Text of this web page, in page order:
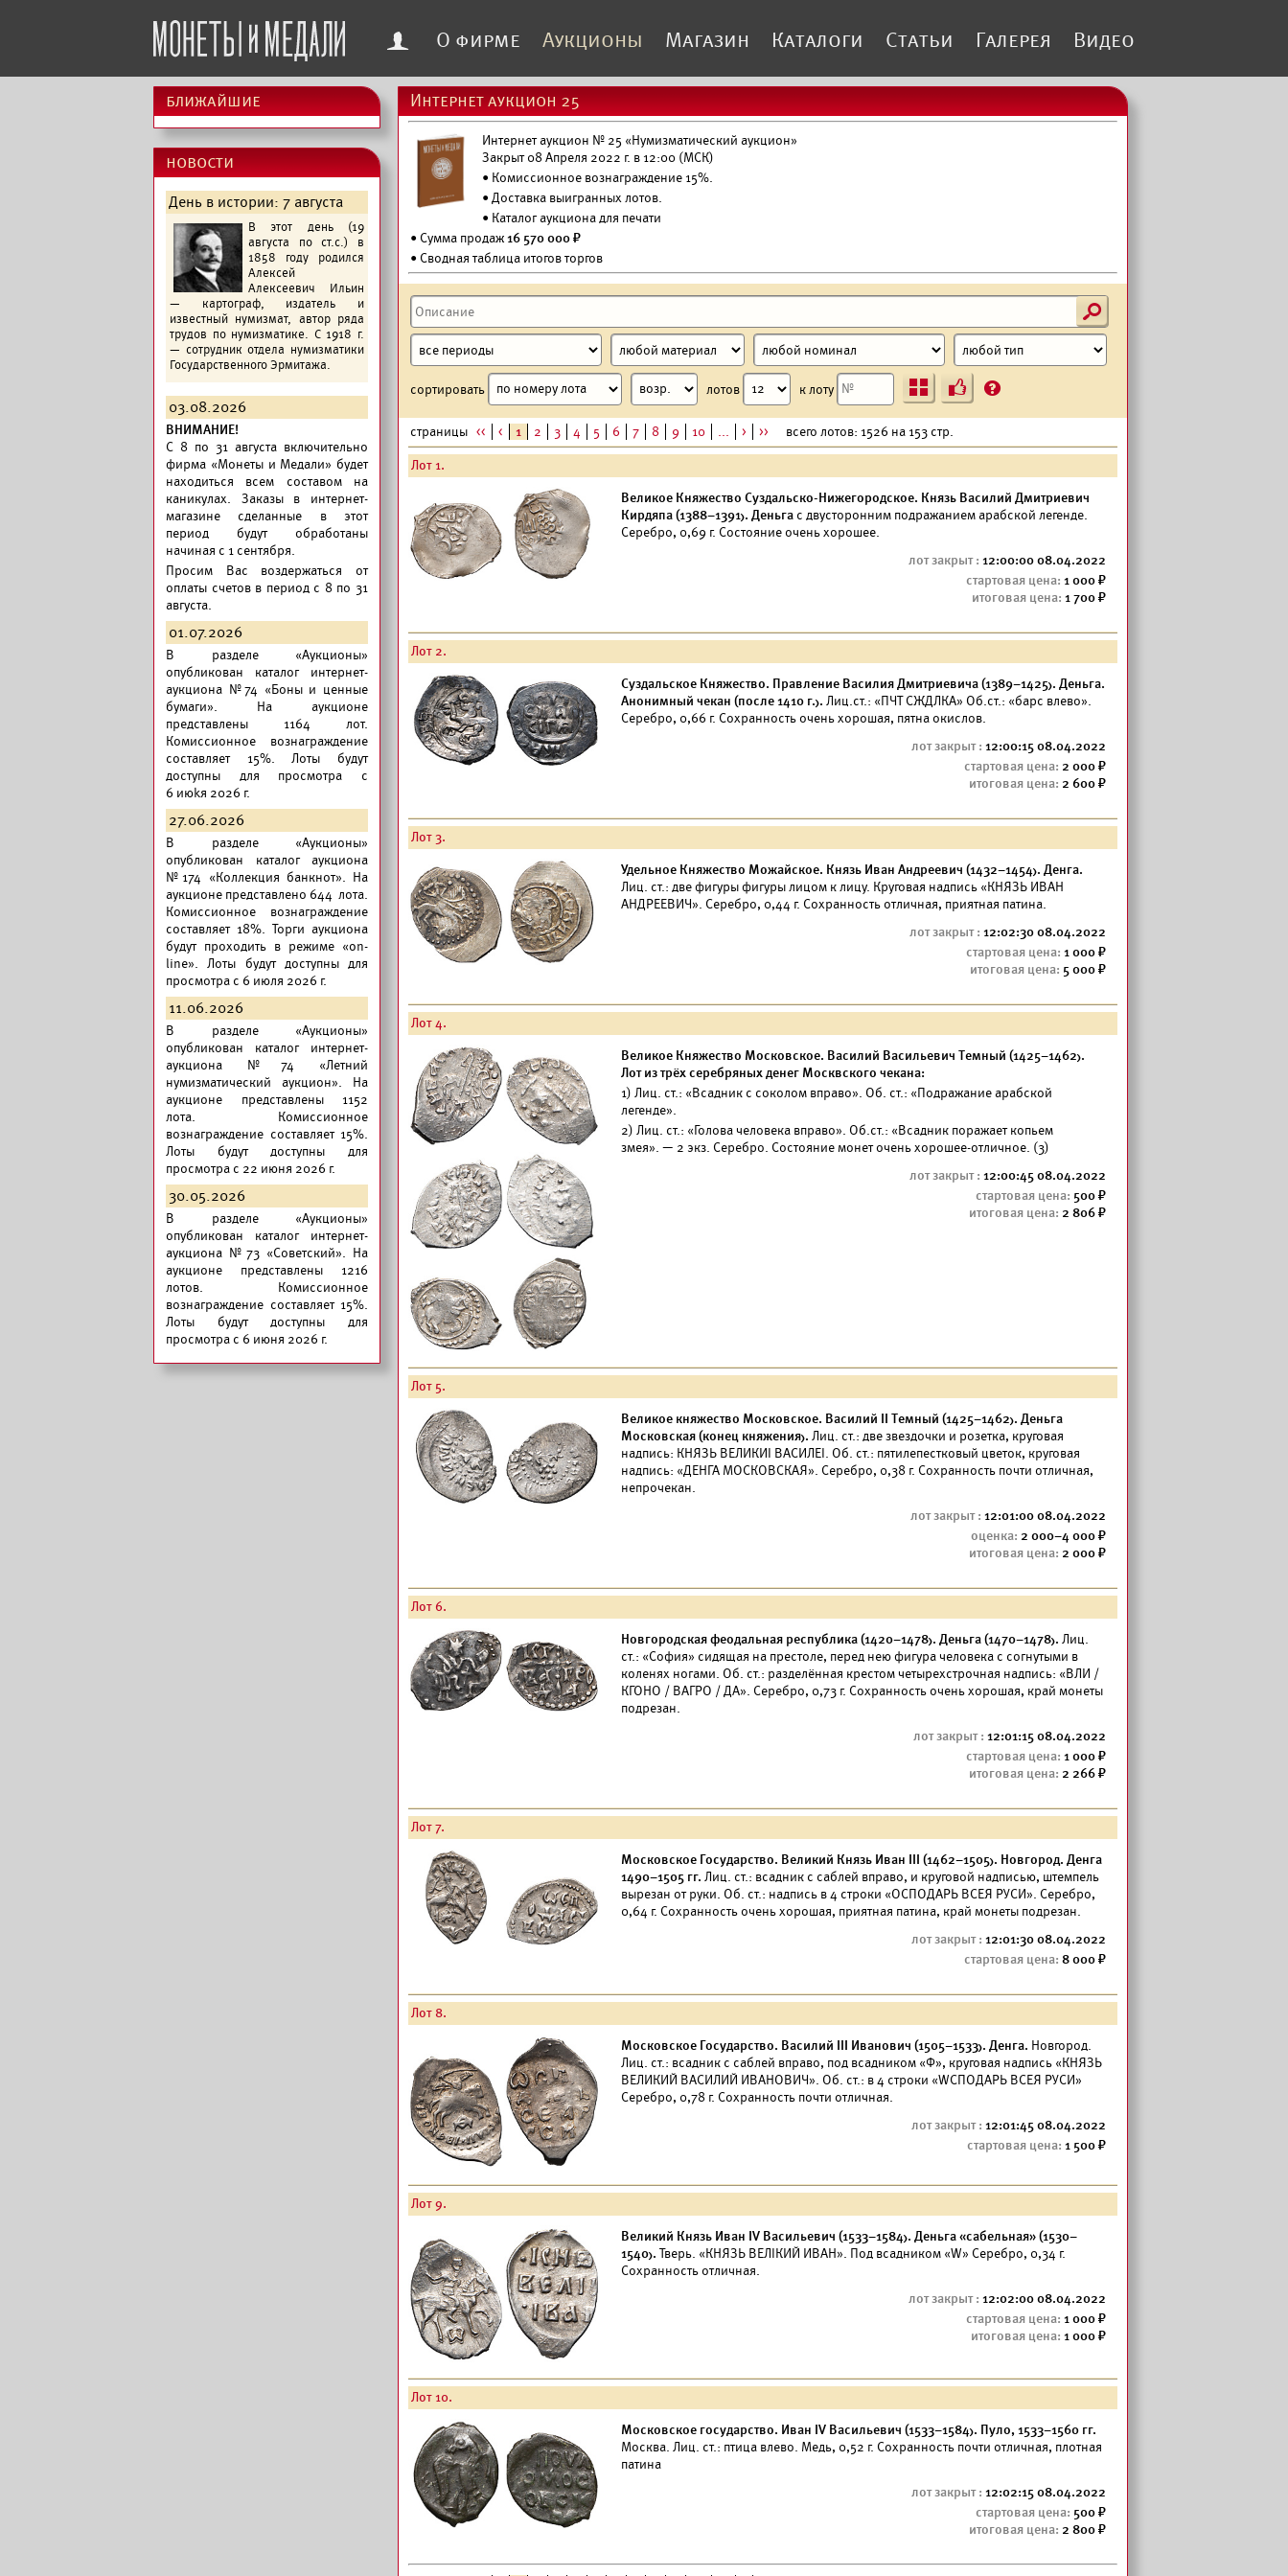
f О фирме Аукционы Магазин Каталоги Статьи Галерея Видео
ближайшие
новости
День в истории: 7 августа
В этот день (19
августа по ст.с.) в
1858 году родился
Алексей
Алексеевич Ильин
— картограф, издатель и
известный нумизмат, автор ряда
трудов по нумизматике. С 1918 г.
— сотрудник отдела нумизматики
Государственного Эрмитажа.
03.08.2026
ВНИМАНИЕ!
C 8 по 31 августа включительно
фирма «Монеты и Медали» будет
находиться всем составом на
каникулах. Заказы в интернет-
магазине сделанные в этот
период будут обработаны
начиная с 1 сентября.
Просим Вас воздержаться от
оплаты счетов в период с 8 по 31
августа.
01.07.2026
В разделе «Аукционы»
опубликован каталог интернет-
аукциона №74 «Боны и ценные
бумаги». На аукционе
представлены 1164 лот.
Комиссионное вознаграждение
составляет 15%. Лоты будут
доступны для просмотра с
6 июkя 2026 г.
27.06.2026
В разделе «Аукционы»
опубликован каталог аукциона
№174 «Коллекция банкнот». На
аукционе представлено 644 лота.
Комиссионное вознаграждение
составляет 18%. Торги аукциона
будут проходить в режиме «on-
line». Лоты будут доступны для
просмотра с 6 июля 2026 г.
11.06.2026
В разделе «Аукционы»
опубликован каталог интернет-
аукциона №74 «Летний
нумизматический аукцион». На
аукционе представлены 1152
лота. Комиссионное
вознаграждение составляет 15%.
Лоты будут доступны для
просмотра с 22 июня 2026 г.
30.05.2026
В разделе «Аукционы»
опубликован каталог интернет-
аукциона №73 «Советский». На
аукционе представлены 1216
лотов. Комиссионное
вознаграждение составляет 15%.
Лоты будут доступны для
просмотра с 6 июня 2026 г.
Интернет аукцион 25
Интернет аукцион № 25 «Нумизматический аукцион»
Закрыт 08 Апреля 2022 г. в 12:00 (МСК)
• Комиссионное вознаграждение 15%.
•Доставка выигранных лотов.
• Каталог аукциона для печати
• Сумма продаж16 570 000 ₽
• Сводная таблица итогов торгов
s
сортировать лотов к лоту Ъ ?
страницы << < 1 2 3 4 5 6 7 8 9 10 ... > >> всего лотов: 1526 на 153 стр.
Лот 1.
Великое Княжество Суздальско-Нижегородское. Князь Василий Дмитриевич
Кирдяпа (1388–1391). Деньга с двусторонним подражанием арабской легенде.
Серебро, 0,69 г. Состояние очень хорошее.
12:00:00 08.04.2022
1 000
1 700
Лот 2.
Суздальское Княжество. Правление Василия Дмитриевича (1389–1425). Деньга.
Анонимный чекан (после 1410 г.). Лиц.ст.: «ПЧТ СЖДЛКА» Об.ст.: «барс влево».
Серебро, 0,66 г. Сохранность очень хорошая, пятна окислов.
12:00:15 08.04.2022
2 000
2 600
Лот 3.
Удельное Княжество Можайское. Князь Иван Андреевич (1432–1454). Денга.
Лиц. ст.: две фигуры фигуры лицом к лицу. Круговая надпись «КНЯЗЬ ИВАН
АНДРЕЕВИЧ». Серебро, 0,44 г. Сохранность отличная, приятная патина.
12:02:30 08.04.2022
1 000
5 000
Лот 4.
Великое Княжество Московское. Василий Васильевич Темный (1425–1462).
Лот из трёх серебряных денег Москвского чекана:
1) Лиц. ст.: «Всадник с соколом вправо». Об. ст.: «Подражание арабской
легенде».
2) Лиц. ст.: «Голова человека вправо». Об.ст.: «Всадник поражает копьем
змея». — 2 экз. Серебро. Состояние монет очень хорошее-отличное. (3)
12:00:45 08.04.2022
500
2 806
Лот 5.
Великое княжество Московское. Василий II Темный (1425–1462). Деньга
Московская (конец княжения). Лиц. ст.: две звездочки и розетка, круговая
надпись: КНЯЗЬ ВЕЛИКИI ВАСИЛЕI. Об. ст.: пятилепестковый цветок, круговая
надпись: «ДЕНГА МОСКОВСКАЯ». Серебро, 0,38 г. Сохранность почти отличная,
непрочекан.
12:01:00 08.04.2022
2 000–4 000
2 000
Лот 6.
Новгородская феодальная республика (1420–1478). Деньга (1470–1478). Лиц.
ст.: «София» сидящая на престоле, перед нею фигура человека с согнутыми в
коленях ногами. Об. ст.: разделённая крестом четырехстрочная надпись: «ВЛИ /
КГОНО / ВАГРО / ДА». Серебро, 0,73 г. Сохранность очень хорошая, край монеты
подрезан.
12:01:15 08.04.2022
1 000
2 266
Лот 7.
Московское Государство. Великий Князь Иван III (1462–1505). Новгород. Денга
1490–1505 гг. Лиц. ст.: всадник с саблей вправо, и круговой надписью, штемпель
вырезан от руки. Об. ст.: надпись в 4 строки «ОСПОДАРЬ ВСЕЯ РУСИ». Серебро,
0,64 г. Сохранность очень хорошая, приятная патина, край монеты подрезан.
12:01:30 08.04.2022
8 000
Лот 8.
Московское Государство. Василий III Иванович (1505–1533). Денга. Новгород.
Лиц. ст.: всадник с саблей вправо, под всадником «Ф», круговая надпись «КНЯЗЬ
ВЕЛИКИЙ ВАСИЛИЙ ИВАНОВИЧ». Об. ст.: в 4 строки «WСПОДАРЬ ВСЕЯ РУСИ»
Серебро, 0,78 г. Сохранность почти отличная.
12:01:45 08.04.2022
1 500
Лот 9.
Великий Князь Иван IV Васильевич (1533–1584). Деньга «сабельная» (1530–
1540). Тверь. «КНЯЗЬ ВЕЛIКИЙ ИВАН». Под всадником «W» Серебро, 0,34 г.
Сохранность отличная.
12:02:00 08.04.2022
1 000
1 000
Лот 10.
Московское государство. Иван IV Васильевич (1533–1584). Пуло, 1533–1560 гг.
Москва. Лиц. ст.: птица влево. Медь, 0,52 г. Сохранность почти отличная, плотная
патина
12:02:15 08.04.2022
500
2 800